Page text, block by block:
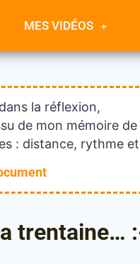
MES VIDÉOS
la réflexion,
de mon mémoire
: distance, rythme
trentaine…